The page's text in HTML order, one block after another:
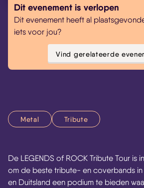
Dit evenement is verlopen
Dit evenement heeft al
iets voor jou?
Vind gerelateerde
Metal Tribute
De LEGENDS of ROCK Tribute Tour is
om de beste tribute- en coverbands
en Duitsland een podium te bieden